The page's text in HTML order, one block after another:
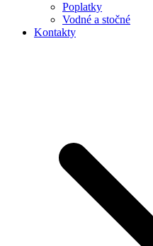
Poplatky
Vodné a stočné
Kontakty